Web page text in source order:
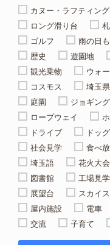
カヌー・ラフティング
ロング滑り台
ゴルフ
雨の日
歴史
遊園地
観光乗物
ウォ
コスモス
埼玉
庭園
ジョギング
ロープウェイ
ドライブ
ドッ
社会見学
食べ
埼玉語
花火大会
図書館
工場見学
展望台
スカイ
屋内施設
電車
交流
子育て